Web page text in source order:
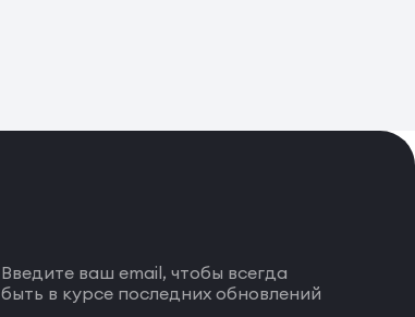
Введите ваш email, чтобы всегда
быть в курсе последних обновлений